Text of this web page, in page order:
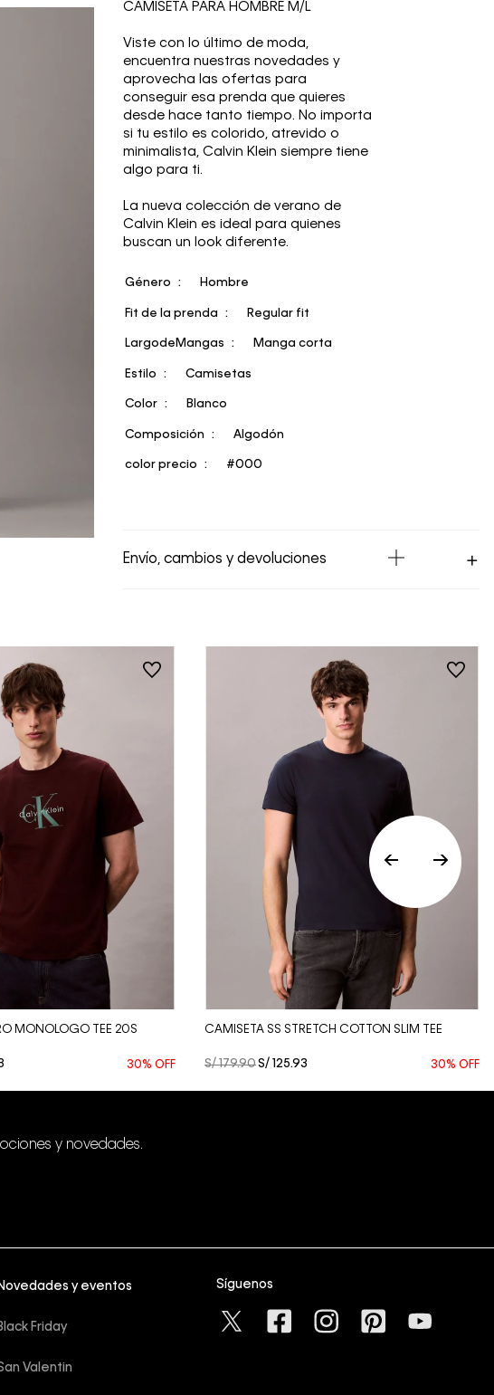
CAMISETA PARA HOMBRE M/L
Viste con lo último de moda,
encuentra nuestras novedades y
aprovecha las ofertas para
conseguir esa prenda que quieres
desde hace tanto tiempo. No importa
si tu estilo es colorido, atrevido o
minimalista, Calvin Klein siempre tiene
algo para ti.
La nueva colección de verano de
Calvin Klein es ideal para quienes
buscan un look diferente.
Género Hombre
Fit de la prenda Regular fit
LargodeMangas Manga corta
Estilo Camisetas
Color Blanco
Composición Algodón
color precio #000
Envío, cambios y devoluciones
provincia. Envíos gratis en Lima Metropolitana
por compras superiores a S/ 399. Si tu pedido
lo realizaste un fin de semana o día festivo,
se procesará desde el día hábil siguiente. Por
higiene y para garantizar el bienestar de
nuestros clientes, no aceptamos
devoluciones en ropa interior y trajes de
MONOLOGO TEE 20S
30% OFF
Vista Rápida
CAMISETA SS STRETCH COTTON SLIM TEE
S/ 179.90S/ 125.93 30% OFF
y novedades.
y eventos
Friday
Valentin
Síguenos